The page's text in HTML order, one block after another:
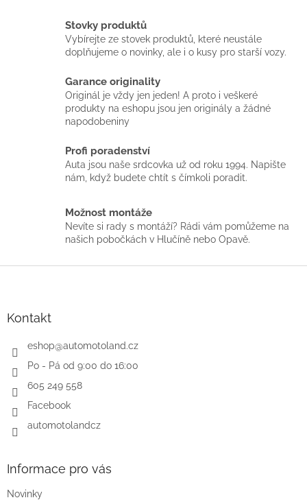
d
a
í
p
r
v
ý
u
Stovky produktů
Vybírejte ze stovek produktů, které neustále
doplňujeme o novinky, ale i o kusy pro starší vozy.
Garance originality
Originál je vždy jen jeden! A proto i veškeré
produkty na eshopu jsou jen originály a žádné
napodobeniny
Profi poradenství
Auta jsou naše srdcovka už od roku 1994. Napište
nám, když budete chtít s čímkoli poradit.
Možnost montáže
Nevíte si rady s montáží? Rádi vám pomůžeme na
našich pobočkách v Hlučíně nebo Opavě.
Kontakt
eshop@automotoland.cz
Po - Pá od 9:00 do 16:00
605 249 558
Facebook
automotolandcz
Informace pro vás
Novinky